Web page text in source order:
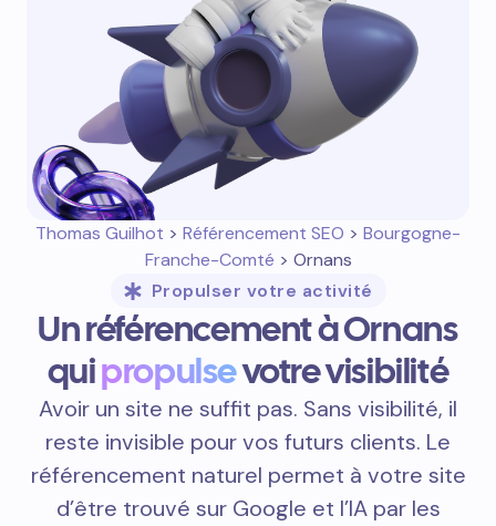
Thomas Guilhot > Référencement SEO > Bourgogne-
Franche-Comté > Ornans
Propulser votre activité
Un référencement à Ornans
quipropulsevotre visibilité
Avoir un site ne suffit pas. Sans visibilité, il
reste invisible pour vos futurs clients. Le
référencement naturel permet à votre site
d’être trouvé sur Google et l’IA par les